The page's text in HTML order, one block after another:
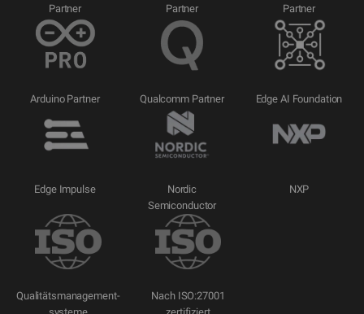
Partner
Partner
Partner
Arduino Partner Qualcomm Partner Edge AI Foundation
Edge Impulse
Nordic
Semiconductor
NXP
Qualitätsmanagement-
Nach ISO:27001